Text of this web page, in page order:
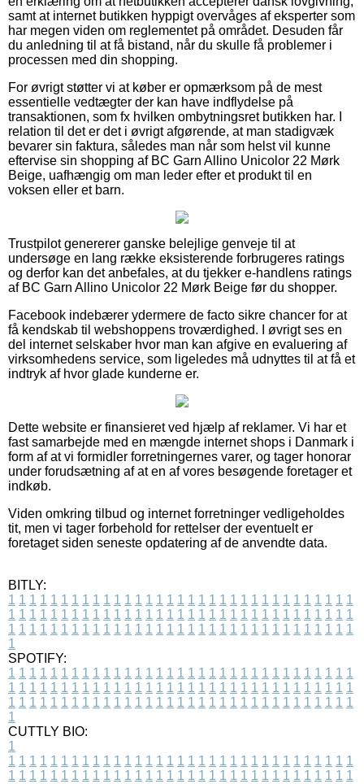
samt at internet butikken hyppigt overvåges af eksperter som
har megen viden om reglementet på området. Desuden får
du anledning til at få bistand, når du skulle få problemer i
processen med din shopping.
For øvrigt støtter vi at køber er opmærksom på de mest
essentielle vedtægter der kan have indflydelse på
transaktionen, som fx hvilken ombytningsret butikken har. I
relation til det er det i øvrigt afgørende, at man stadigvæk
bevarer sin faktura, således man når som helst vil kunne
eftervise sin shopping af BC Garn Allino Unicolor 22 Mørk
Beige, uafhængig om man leder efter et produkt til en
voksen eller et barn.
Trustpilot genererer ganske belejlige genveje til at
undersøge en lang række eksisterende forbrugeres ratings
og derfor kan det anbefales, at du tjekker e-handlens ratings
af BC Garn Allino Unicolor 22 Mørk Beige før du shopper.
Facebook indebærer ydermere de facto sikre chancer for at
få kendskab til webshoppens troværdighed. I øvrigt ses en
del internet selskaber hvor man kan afgive en evaluering af
virksomhedens service, som ligeledes må udnyttes til at få et
indtryk af hvor glade kunderne er.
Dette website er finansieret ved hjælp af reklamer. Vi har et
fast samarbejde med en mængde internet shops i Danmark i
form af at vi formidler forretningernes varer, og tager honorar
under forudsætning af at en af vores besøgende foretager et
indkøb.
Viden omkring tilbud og internet forretninger vedligeholdes
tit, men vi tager forbehold for rettelser der eventuelt er
foretaget siden seneste opdatering af de anvendte data.
BITLY:
1 1 1 1 1 1 1 1 1 1 1 1 1 1 1 1 1 1 1 1 1 1 1 1 1 1 1 1 1 1 1 1 1
1 1 1 1 1 1 1 1 1 1 1 1 1 1 1 1 1 1 1 1 1 1 1 1 1 1 1 1 1 1 1 1 1
1 1 1 1 1 1 1 1 1 1 1 1 1 1 1 1 1 1 1 1 1 1 1 1 1 1 1 1 1 1 1 1 1
1
SPOTIFY:
1 1 1 1 1 1 1 1 1 1 1 1 1 1 1 1 1 1 1 1 1 1 1 1 1 1 1 1 1 1 1 1 1
1 1 1 1 1 1 1 1 1 1 1 1 1 1 1 1 1 1 1 1 1 1 1 1 1 1 1 1 1 1 1 1 1
1 1 1 1 1 1 1 1 1 1 1 1 1 1 1 1 1 1 1 1 1 1 1 1 1 1 1 1 1 1 1 1 1
1
CUTTLY BIO:
1
1 1 1 1 1 1 1 1 1 1 1 1 1 1 1 1 1 1 1 1 1 1 1 1 1 1 1 1 1 1 1 1 1
1 1 1 1 1 1 1 1 1 1 1 1 1 1 1 1 1 1 1 1 1 1 1 1 1 1 1 1 1 1 1 1 1